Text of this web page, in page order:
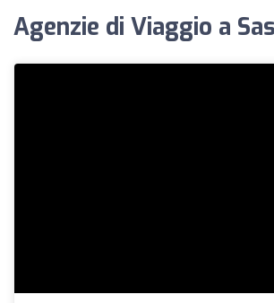
Agenzie di Viaggio a